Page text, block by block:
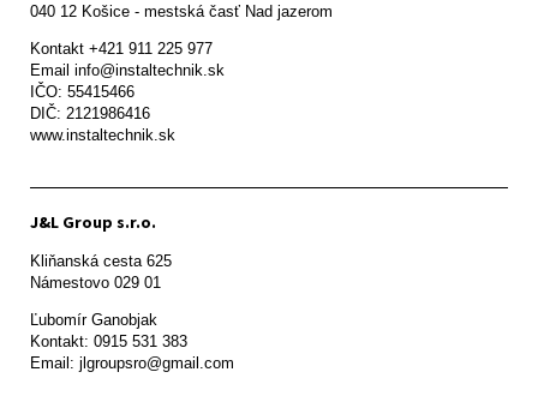
Kontakt +421 911 225 977
Email info@instaltechnik.sk
IČO: 55415466
DIČ: 2121986416
www.instaltechnik.sk
J&L Group s.r.o.
Kliňanská cesta 625
Námestovo 029 01
Ľubomír Ganobjak
Kontakt: 0915 531 383
Email: jlgroupsro@gmail.com